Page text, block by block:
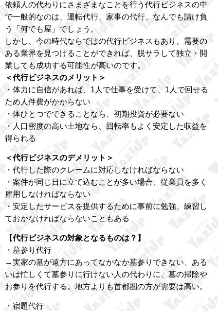
依頼人の代わりにさまざまなことを行う代行ビジネスの中
で一般的なのは、運転代行、家事の代行、なんでも請け負
う「何でも屋」でしょう。
しかし、今の時代ならではの代行ビジネスもあり、需要の
ある業界を見つけることができれば、脱サラして独立・開
業しても成功する可能性が高いのです。
＜代行ビジネスのメリット＞
・体力に自信があれば、1人で仕事を受けて、1人で回せる
ため人件費がかからない
・体ひとつでできることなら、初期投資が必要ない
・人口密度の高い土地なら、回転率もよく安定した収益を
得られる
＜代行ビジネスのデメリット＞
・代行した際のクレームに対応しなければならない
・案件が同じ日に立て込むことが多い場合、従業員を多く
雇用しなければならない
・安定したサービスを提供するために事前に勉強、練習し
ておかなければならないこともある
【代行ビジネスの対象となるものは？】
・墓参り代行
→実家の墓が遠方にあってなかなか墓参りできない、ある
いは忙しくて墓参りに行けない人の代わりに、墓の掃除や
お参りを代行する。地方よりも首都圏の方が需要は高い。
・宿題代行